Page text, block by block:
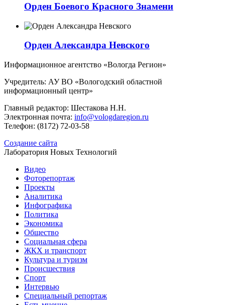
Орден Боевого Красного Знамени
Орден Александра Невского
Информационное агентство «Вологда Регион»
Учредитель: АУ ВО «Вологодский областной
информационный центр»
Главный редактор: Шестакова Н.Н.
Электронная почта: info@vologdaregion.ru
Телефон: (8172) 72-03-58
Создание сайта
Лаборатория Новых Технологий
Видео
Фоторепортаж
Проекты
Аналитика
Инфографика
Политика
Экономика
Общество
Социальная сфера
ЖКХ и транспорт
Культура и туризм
Происшествия
Спорт
Интервью
Специальный репортаж